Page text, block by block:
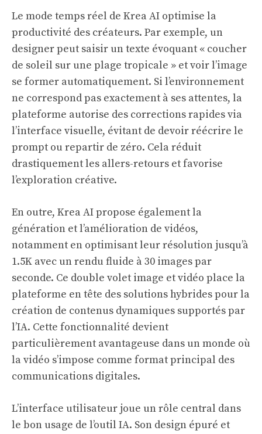
Le mode temps réel de Krea AI optimise la
productivité des créateurs. Par exemple, un
designer peut saisir un texte évoquant « coucher
de soleil sur une plage tropicale » et voir l’image
se former automatiquement. Si l’environnement
ne correspond pas exactement à ses attentes, la
plateforme autorise des corrections rapides via
l’interface visuelle, évitant de devoir réécrire le
prompt ou repartir de zéro. Cela réduit
drastiquement les allers-retours et favorise
l’exploration créative.
En outre, Krea AI propose également la
génération et l’amélioration de vidéos,
notamment en optimisant leur résolution jusqu’à
1.5K avec un rendu fluide à 30 images par
seconde. Ce double volet image et vidéo place la
plateforme en tête des solutions hybrides pour la
création de contenus dynamiques supportés par
l’IA. Cette fonctionnalité devient
particulièrement avantageuse dans un monde où
la vidéo s’impose comme format principal des
communications digitales.
L’interface utilisateur joue un rôle central dans
le bon usage de l’outil IA. Son design épuré et